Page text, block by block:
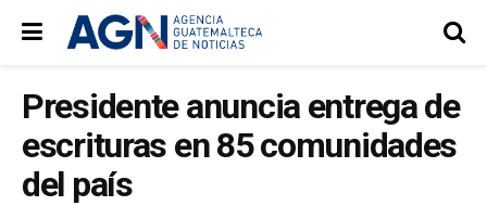
Presidente anuncia entrega de
escrituras en 85 comunidades
del país